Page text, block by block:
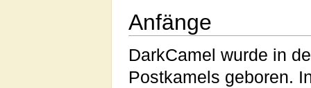
Anfänge
DarkCamel wurde in
Postkamels geboren.